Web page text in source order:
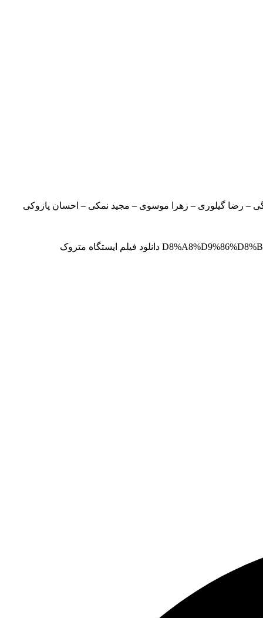
– رضا گیلوری – زهرا موسوی – مجید نمکی – احسان پازوکی